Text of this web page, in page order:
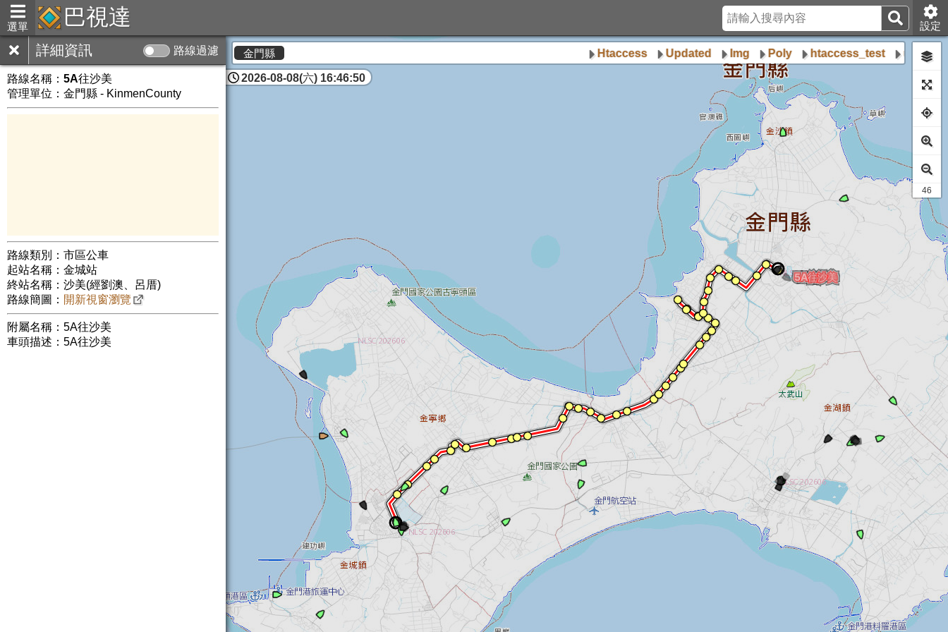
選單 巴視達 設定
詳細資訊 路線過濾
路線名稱： 5A往沙美
管理單位：金門縣 - KinmenCounty
路線類別：市區公車
起站名稱：金城站
終站名稱：沙美(經劉澳、呂厝)
路線簡圖： 開新視窗瀏覽
附屬名稱：5A往沙美
車頭描述：5A往沙美
金門縣 Htaccess Updated Img Poly htaccess_test upload_pht
2026-08-08(六) 16:46:51
42